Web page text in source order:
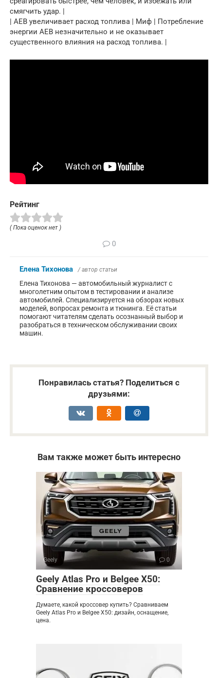
смягчить удар. |
| AEB увеличивает расход топлива | Миф | Потребление
энергии AEB незначительно и не оказывает
существенного влияния на расход топлива. |
Рейтинг
( Пока оценок нет )
0
Елена Тихонова / автор статьи
Елена Тихонова — автомобильный журналист с
многолетним опытом в тестировании и анализе
автомобилей. Специализируется на обзорах новых
моделей, вопросах ремонта и тюнинга. Её статьи
помогают читателям сделать осознанный выбор и
разобраться в техническом обслуживании своих
машин.
Понравилась статья? Поделиться с
друзьями:
Вам также может быть интересно
Geely 0
Geely Atlas Pro и Belgee X50:
Сравнение кроссоверов
Думаете, какой кроссовер купить? Сравниваем
Geely Atlas Pro и Belgee X50: дизайн, оснащение,
цена.